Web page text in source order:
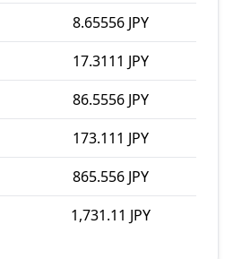
8.65556 JPY
17.3111 JPY
86.5556 JPY
173.111 JPY
865.556 JPY
1,731.11 JPY